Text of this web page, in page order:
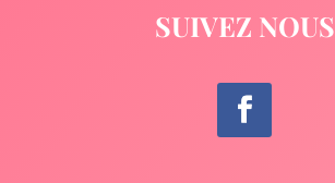
SUIVEZ NOUS